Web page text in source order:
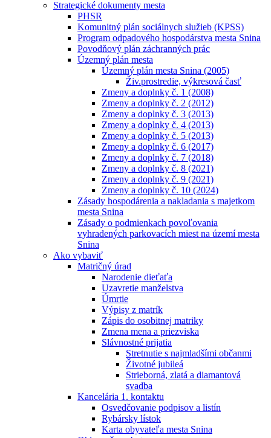
Strategické dokumenty mesta
PHSR
Komunitný plán sociálnych služieb (KPSS)
Program odpadového hospodárstva mesta Snina
Povodňový plán záchranných prác
Územný plán mesta
Územný plán mesta Snina (2005)
Živ.prostredie, výkresová časť
Zmeny a doplnky č. 1 (2008)
Zmeny a doplnky č. 2 (2012)
Zmeny a doplnky č. 3 (2013)
Zmeny a doplnky č. 4 (2013)
Zmeny a doplnky č. 5 (2013)
Zmeny a doplnky č. 6 (2017)
Zmeny a doplnky č. 7 (2018)
Zmeny a doplnky č. 8 (2021)
Zmeny a doplnky č. 9 (2021)
Zmeny a doplnky č. 10 (2024)
Zásady hospodárenia a nakladania s majetkom
mesta Snina
Zásady o podmienkach povoľovania
vyhradených parkovacích miest na území mesta
Snina
Ako vybaviť
Matričný úrad
Narodenie dieťaťa
Uzavretie manželstva
Úmrtie
Výpisy z matrík
Zápis do osobitnej matriky
Zmena mena a priezviska
Slávnostné prijatia
Stretnutie s najmladšími občanmi
Životné jubileá
Strieborná, zlatá a diamantová
svadba
Kancelária 1. kontaktu
Osvedčovanie podpisov a listín
Rybársky lístok
Karta obyvateľa mesta Snina